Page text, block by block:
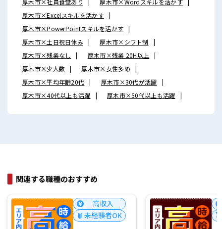
厚木市×社員食堂あり
厚木市×Wordスキルを活かす
厚木市×Excelスキルを活かす
厚木市×PowerPointスキルを活かす
厚木市×土日祝日休み
厚木市×シフト制
厚木市×残業なし
厚木市×残業 20H以上
厚木市×少人数
厚木市×女性多め
厚木市×平均年齢20代
厚木市×30代が活躍
厚木市×40代以上も活躍
厚木市×50代以上も活躍
関連する職種のおすすめ
高収入
未経験者OK